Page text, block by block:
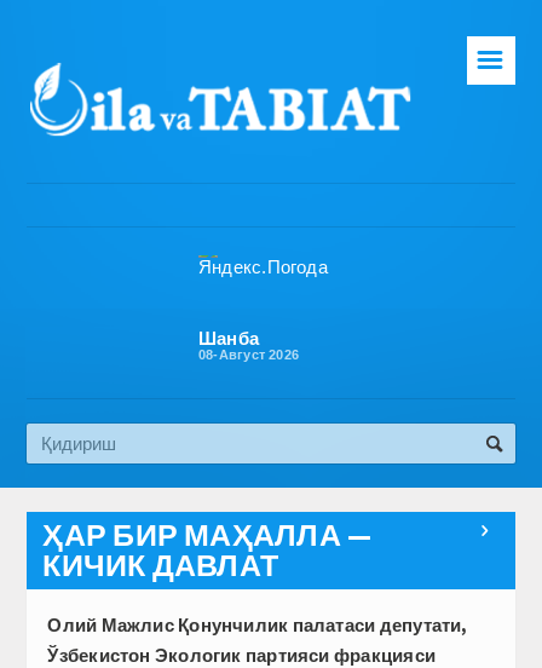
Бош саҳифа
Эко медиа
☰
Шанба
08-Август 2026

ҲАР БИР МАҲАЛЛА —
КИЧИК ДАВЛАТ
Олий Мажлис Қонунчилик палатаси депутати,
Ўзбекистон Экологик партияси фракцияси